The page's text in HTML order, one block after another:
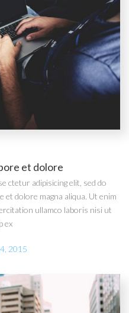
et dolore
ctetur adipisicing elit, sed do
dolore magna aliqua. Ut enim
ullamco laboris nisi ut
ex
2015